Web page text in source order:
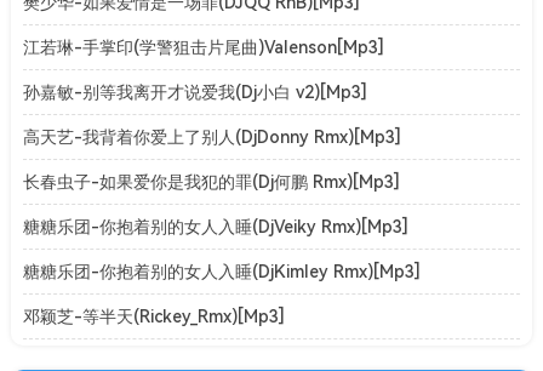
江若琳-手掌印(学警狙击片尾曲)Valenson[Mp3]
孙嘉敏-别等我离开才说爱我(Dj小白 v2)[Mp3]
高天艺-我背着你爱上了别人(DjDonny Rmx)[Mp3]
长春虫子-如果爱你是我犯的罪(Dj何鹏 Rmx)[Mp3]
糖糖乐团-你抱着别的女人入睡(DjVeiky Rmx)[Mp3]
糖糖乐团-你抱着别的女人入睡(DjKimley Rmx)[Mp3]
邓颖芝-等半天(Rickey_Rmx)[Mp3]